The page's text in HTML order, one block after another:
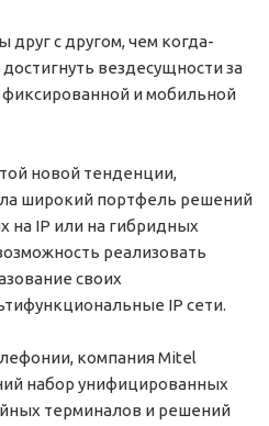
друг с другом, чем когда-
вездесущности за
и мобильной
новой тенденции,
широкий портфель решений
на IP или на гибридных
реализовать
своих
IP сети.
компания Mitel
набор унифицированных
терминалов и решений